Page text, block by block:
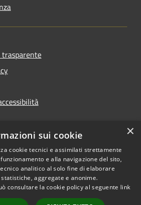
Copyright © 2026 • Comune di
×
sui cookie
cookie tecnici e assimilati strettamente
e alla navigazione del sito,
analitico al solo fine di elaborare
aggregate e anonime.
consultare la cookie policy al seguente link